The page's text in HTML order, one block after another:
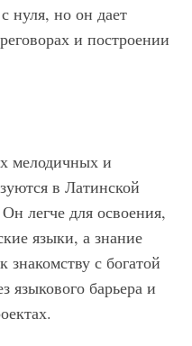
нуля, но он дает
и построении
мелодичных и
в Латинской
легче для освоения,
языки, а знание
знакомству с богатой
языкового барьера и